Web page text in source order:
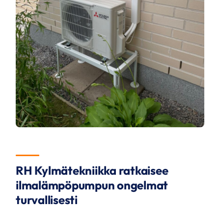
RH Kylmätekniikka ratkaisee
ilmalämpöpumpun ongelmat
turvallisesti